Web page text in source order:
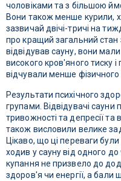
чоловіками та з більшою
Вони також менше курили,
зазвичай двічі-тричі на
про кращий загальний стан
відвідував сауну, вони
високого кров'яного тиску
відчували менше
Результати психічного
групами. Відвідувачі
тривожності та депресії та
також висловили велике
Цікаво, що ці переваги
ходив у сауну від одного
купання не призвело до
здоров'я чи енергії, а